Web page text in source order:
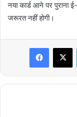
नया कार्ड आने पर पुराना
जरूरत नहीं होगी।
X